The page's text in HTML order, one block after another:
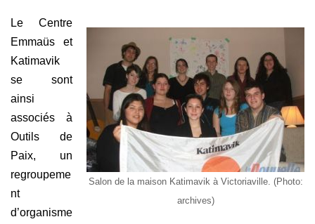
Salon de la maison Katimavik à Victoriaville. (Photo:
archives)
Le Centre
Emmaüs et
Katimavik
se sont
ainsi
associés à
Outils de
Paix, un
regroupeme
nt
d’organisme